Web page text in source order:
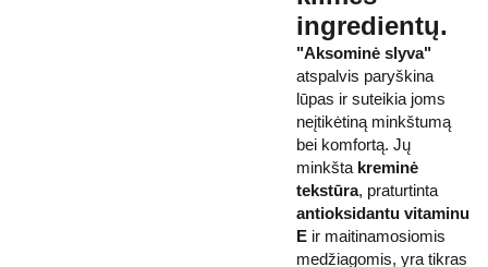
ingredientų.
"Aksominė slyva"
atspalvis paryškina
lūpas ir suteikia joms
neįtikėtiną minkštumą
bei komfortą. Jų
minkšta kreminė
tekstūra, praturtinta
antioksidantu vitaminu
E ir maitinamosiomis
medžiagomis, yra tikras